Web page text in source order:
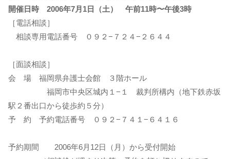
開催日時 2006年7月1日（土） 午前11時〜午後3時
［電話相談］
相談専用電話番号 ０９２−７２４−２６４４
［面談相談］
会 場 福岡県弁護士会館 ３階ホール
福岡市中央区城内１−１ 裁判所構内（地下鉄赤坂
駅２番出口から徒歩約５分）
予 約 予約電話番号 ０９２−７４１−６４１６
予約期間 2006年6月12日（月）から受付開始